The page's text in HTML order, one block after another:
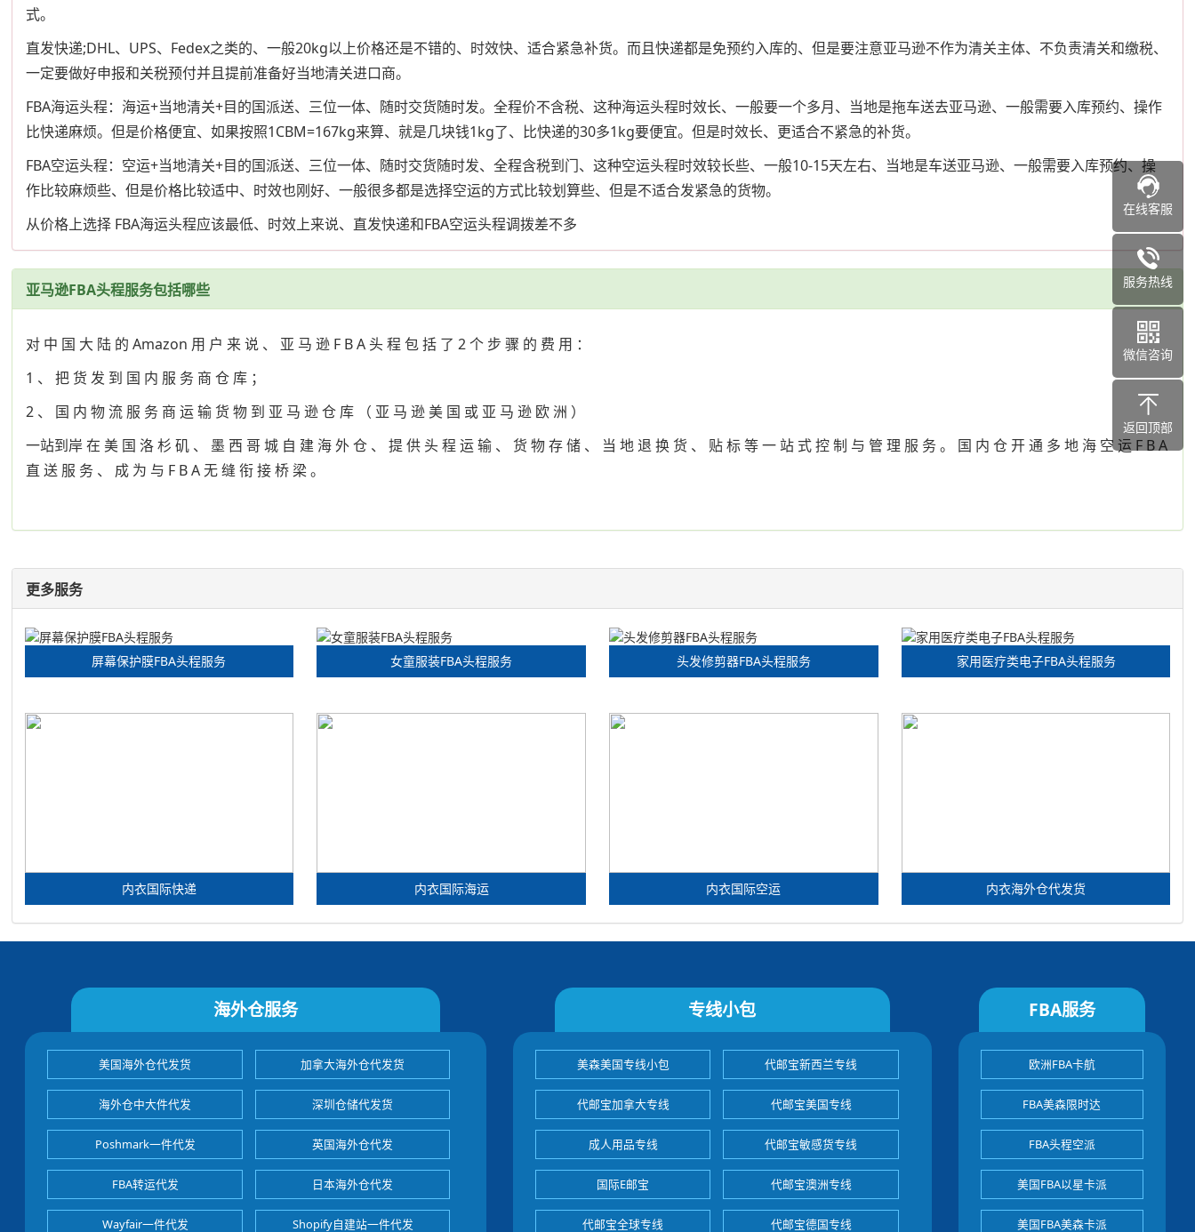
式。
直发快递;DHL、UPS、Fedex之类的、一般20kg以上价格还是不错的、时效快、适合紧急补货。而且快递都是免预约入库的、但是要注意亚马逊不作为清关主体、不负责清关和缴税、
一定要做好申报和关税预付并且提前准备好当地清关进口商。
FBA海运头程：海运+当地清关+目的国派送、三位一体、随时交货随时发。全程价不含税、这种海运头程时效长、一般要一个多月、当地是拖车送去亚马逊、一般需要入库预约、操作
比快递麻烦。但是价格便宜、如果按照1CBM=167kg来算、就是几块钱1kg了、比快递的30多1kg要便宜。但是时效长、更适合不紧急的补货。
FBA空运头程：空运+当地清关+目的国派送、三位一体、随时交货随时发、全程含税到门、这种空运头程时效较长些、一般10-15天左右、当地是车送亚马逊、一般需要入库预约、操
作比较麻烦些、但是价格比较适中、时效也刚好、一般很多都是选择空运的方式比较划算些、但是不适合发紧急的货物。
从价格上选择 FBA海运头程应该最低、时效上来说、直发快递和FBA空运头程调拨差不多
亚马逊FBA头程服务包括哪些
对 中 国 大 陆 的 Amazon 用 户 来 说 、 亚 马 逊 F B A 头 程 包 括 了 2 个 步 骤 的 费 用 ：
1 、 把 货 发 到 国 内 服 务 商 仓 库 ；
2 、 国 内 物 流 服 务 商 运 输 货 物 到 亚 马 逊 仓 库 （ 亚 马 逊 美 国 或 亚 马 逊 欧 洲 ）
一站到岸 在 美 国 洛 杉 矶 、 墨 西 哥 城 自 建 海 外 仓 、 提 供 头 程 运 输 、 货 物 存 储 、 当 地 退 换 货 、 贴 标 等 一 站 式 控 制 与 管 理 服 务 。 国 内 仓 开 通 多 地 海 空 运 F B A
直 送 服 务 、 成 为 与 F B A 无 缝 衔 接 桥 梁 。
更多服务
屏幕保护膜FBA头程服务 女童服装FBA头程服务 头发修剪器FBA头程服务 家用医疗类电子FBA头程服务
内衣国际快递 内衣国际海运 内衣国际空运 内衣海外仓代发货
海外仓服务
美国海外仓代发货 加拿大海外仓代发货
海外仓中大件代发 深圳仓储代发货
Poshmark一件代发 英国海外仓代发
FBA转运代发 日本海外仓代发
Wayfair一件代发 Shopify自建站一件代发
专线小包
美森美国专线小包 代邮宝新西兰专线
代邮宝加拿大专线 代邮宝美国专线
成人用品专线 代邮宝敏感货专线
国际E邮宝 代邮宝澳洲专线
代邮宝全球专线 代邮宝德国专线
FBA服务
欧洲FBA卡航
FBA美森限时达
FBA头程空派
美国FBA以星卡派
美国FBA美森卡派
在线客服
服务热线
微信咨询
返回顶部